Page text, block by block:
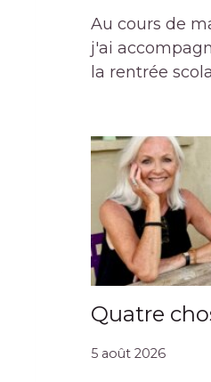
Au cours de
j'ai
la rentrée
Quatre
5 août 2026